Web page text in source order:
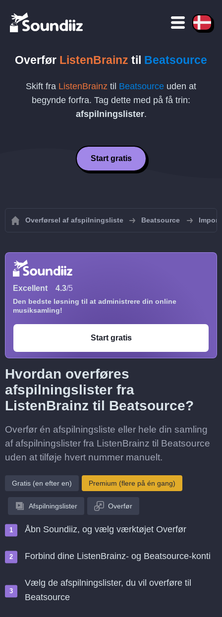
Overfør ListenBrainz til Beatsource
Skift fra ListenBrainz til Beatsource uden at
begynde forfra. Tag dette med på få trin:
afspilningslister.
Start gratis
Overførsel af afspilningsliste Beatsource
Excellent 4.3/5
Den bedste løsning til at administrere din online
musiksamling!
Start gratis
Hvordan overføres
afspilningslister fra
ListenBrainz til Beatsource?
Overfør én afspilningsliste eller hele din samling
af afspilningslister fra ListenBrainz til Beatsource
uden at tilføje hvert nummer manuelt.
Gratis (en efter en) Premium (flere på én gang)
Afspilningslister Overfør
Åbn Soundiiz, og vælg værktøjet Overfør
Forbind dine ListenBrainz- og Beatsource-konti
Vælg de afspilningslister, du vil overføre til
Beatsource